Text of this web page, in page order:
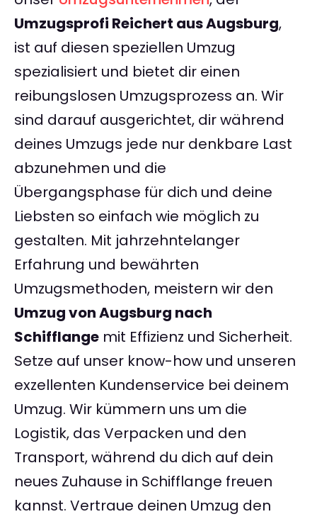
Umzugsprofi Reichert aus Augsburg,
ist auf diesen speziellen Umzug
spezialisiert und bietet dir einen
reibungslosen Umzugsprozess an. Wir
sind darauf ausgerichtet, dir während
deines Umzugs jede nur denkbare Last
abzunehmen und die
Übergangsphase für dich und deine
Liebsten so einfach wie möglich zu
gestalten. Mit jahrzehntelanger
Erfahrung und bewährten
Umzugsmethoden, meistern wir den
Umzug von Augsburg nach
Schifflange mit Effizienz und Sicherheit.
Setze auf unser know-how und unseren
exzellenten Kundenservice bei deinem
Umzug. Wir kümmern uns um die
Logistik, das Verpacken und den
Transport, während du dich auf dein
neues Zuhause in Schifflange freuen
kannst. Vertraue deinen Umzug den